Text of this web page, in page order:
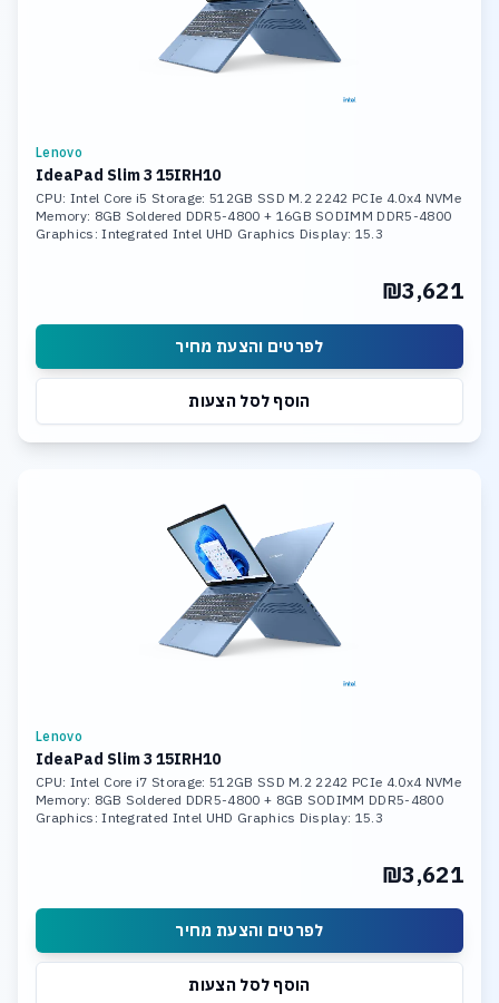
Lenovo
IdeaPad Slim 3 15IRH10
CPU: Intel Core i5 Storage: 512GB SSD M.2 2242 PCIe 4.0x4 NVMe
Memory: 8GB Soldered DDR5-4800 + 16GB SODIMM DDR5-4800
Graphics: Integrated Intel UHD Graphics Display: 15.3
₪3,621
לפרטים והצעת מחיר
הוסף לסל הצעות
Lenovo
IdeaPad Slim 3 15IRH10
CPU: Intel Core i7 Storage: 512GB SSD M.2 2242 PCIe 4.0x4 NVMe
Memory: 8GB Soldered DDR5-4800 + 8GB SODIMM DDR5-4800
Graphics: Integrated Intel UHD Graphics Display: 15.3
₪3,621
לפרטים והצעת מחיר
הוסף לסל הצעות